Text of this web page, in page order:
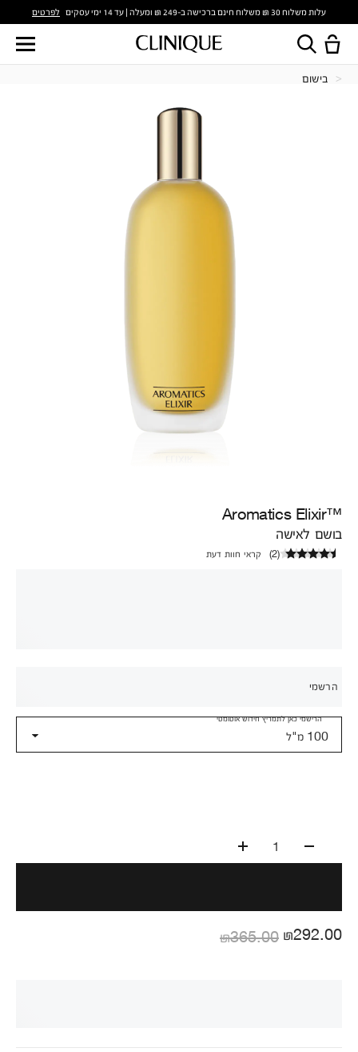
עלות משלוח 30 ₪ משלוח חינם ברכישה ב-249 ₪ ומעלה | עד 14 ימי עסקים לפרטים
בישום
™Aromatics Elixir
בושם לאישה
(
2
) קראי חוות דעת
100 מ"ל
הרשמי
הרישמי כאן לתמריץ חידוש אוטומטי
1
₪365.00 ₪292.00